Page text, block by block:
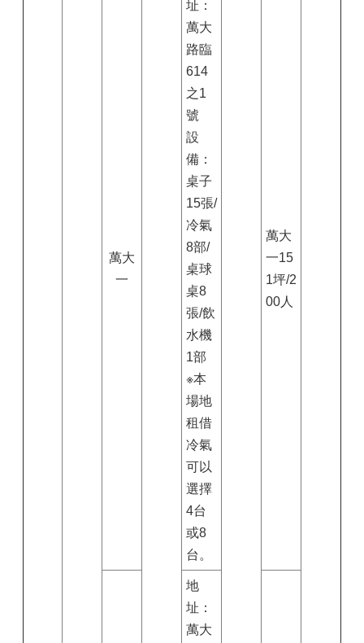
萬大
一
址：
萬大
路臨
614
之1
號
設
備：
桌子
15張/
冷氣
8部/
桌球
桌8
張/飲
水機
1部
※本
場地
租借
冷氣
可以
選擇
4台
或8
台。
萬大
一15
1坪/2
00人
地
址：
萬大